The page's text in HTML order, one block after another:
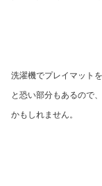
洗濯機でプレイマット
と恐い部分もあるので
かもしれません。